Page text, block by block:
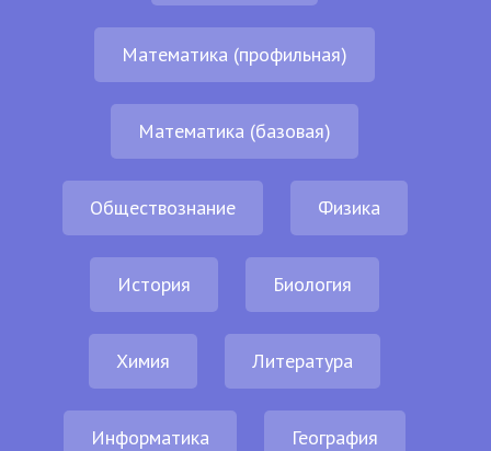
Математика (профильная)
Математика (базовая)
Обществознание Физика
История Биология
Химия Литература
Информатика География